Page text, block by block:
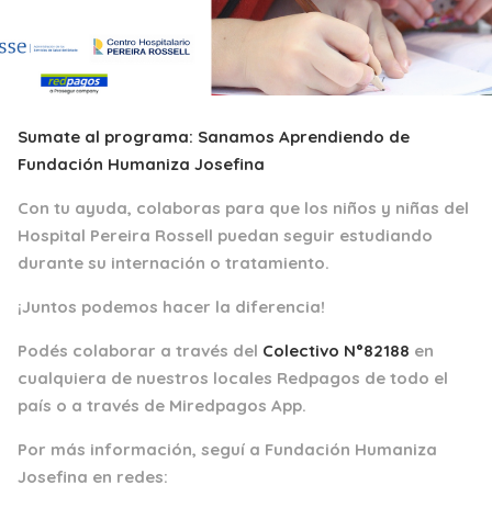
Sumate al programa: Sanamos Aprendiendo de
Fundación Humaniza Josefina
Con tu ayuda, colaboras para que los niños y niñas del
Hospital Pereira Rossell puedan seguir estudiando
durante su internación o tratamiento.
¡Juntos podemos hacer la diferencia!
Podés colaborar a través del Colectivo N°82188 en
cualquiera de nuestros locales Redpagos de todo el
país o a través de Miredpagos App.
Por más información, seguí a Fundación Humaniza
Josefina en redes: